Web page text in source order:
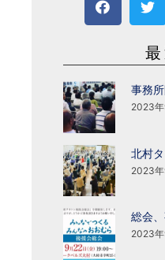
事務
2023
北村
2023
総会
2023年